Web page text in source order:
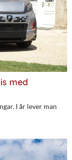
med
I år lever man